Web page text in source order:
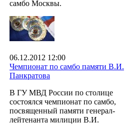
самбо Москвы.
06.12.2012 12:00
Чемпионат по самбо памяти В.И.
Панкратова
В ГУ МВД России по столице
состоялся чемпионат по самбо,
посвященный памяти генерал-
лейтенанта милиции В.И.